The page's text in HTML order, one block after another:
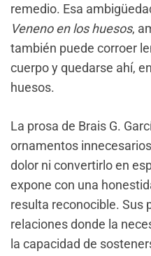
remedio. Esa
Veneno en los huesos,
también puede corroer
cuerpo y quedarse ahí,
huesos.
La prosa de Brais G.
ornamentos
dolor ni convertirlo en
expone con una
resulta reconocible. Sus
relaciones donde la
la capacidad de